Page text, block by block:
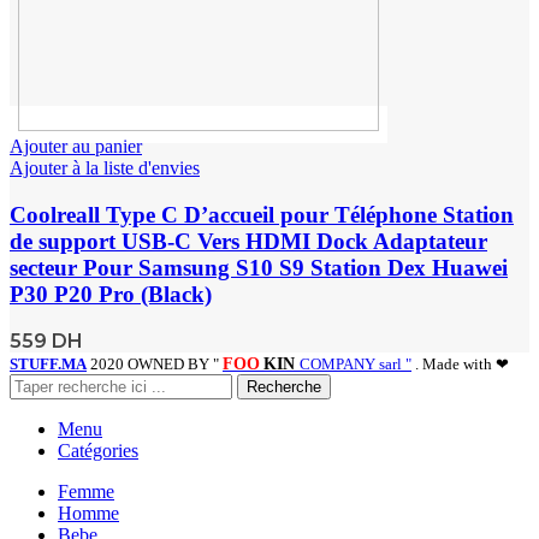
Ajouter au panier
Ajouter à la liste d'envies
Coolreall Type C D’accueil pour Téléphone Station
de support USB-C Vers HDMI Dock Adaptateur
secteur Pour Samsung S10 S9 Station Dex Huawei
P30 P20 Pro (Black)
559 DH
STUFF.MA 2020 OWNED BY " FOO KIN COMPANY sarl " . Made with ❤
Recherche
Menu
Catégories
Femme
Homme